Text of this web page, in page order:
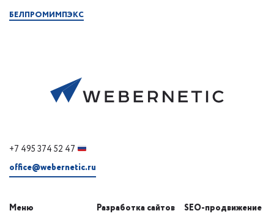
БЕЛПРОМИМПЭКС
+7 495 374 52 47
office@webernetic.ru
Меню
Разработка сайтов
SEO-продвижение